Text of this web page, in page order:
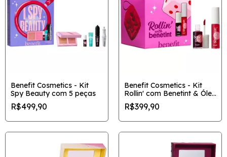
Benefit Cosmetics - Kit
Spy Beauty com 5 peças
R$499,90
Benefit Cosmetics - Kit
Rollin' com Benetint & Óleo
Labial
R$399,90